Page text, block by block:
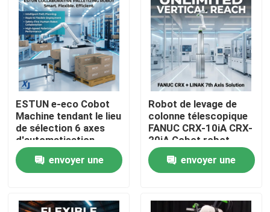
Visite de l'usine
Contrôle de la qualité
Nous contacter
Blog
Demandez un devis
bras de robot industriel
ESTUN e-eco Cobot
Machine tendant le lieu
de sélection 6 axes
d'automatisation
industrielle robot
collaboratif de
manutention de
envoyer une
Robot de levage de
colonne télescopique
FANUC CRX-10iA CRX-
20iA Cobot robot
collaboratif de
manutention de
palettes
envoyer une